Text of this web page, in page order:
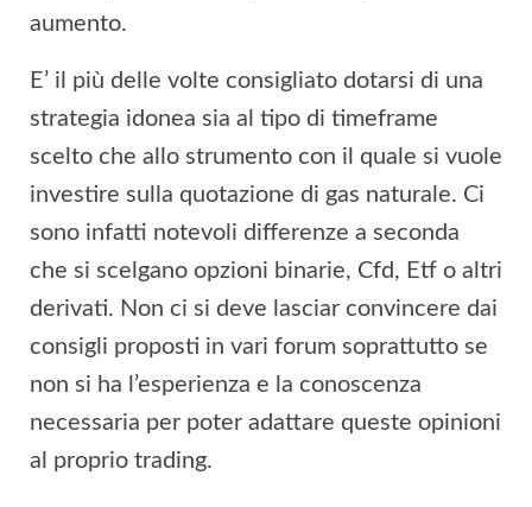
aumento.
E’ il più delle volte consigliato dotarsi di una
strategia idonea sia al tipo di timeframe
scelto che allo strumento con il quale si vuole
investire sulla quotazione di gas naturale. Ci
sono infatti notevoli differenze a seconda
che si scelgano opzioni binarie, Cfd, Etf o altri
derivati. Non ci si deve lasciar convincere dai
consigli proposti in vari forum soprattutto se
non si ha l’esperienza e la conoscenza
necessaria per poter adattare queste opinioni
al proprio trading.